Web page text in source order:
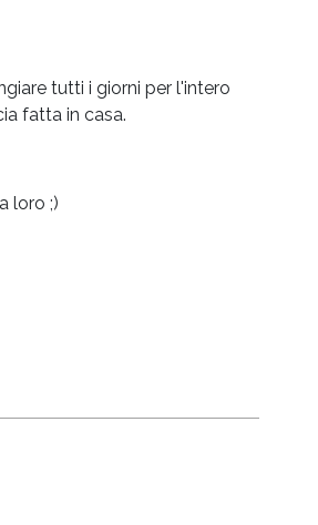
tutti i giorni per l'intero
fatta in casa.
loro ;)